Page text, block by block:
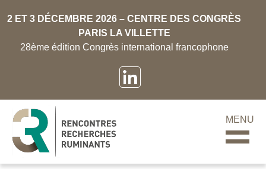
2 ET 3 DÉCEMBRE 2026 – CENTRE DES CONGRÈS
PARIS LA VILLETTE
28ème édition Congrès international francophone
MENU